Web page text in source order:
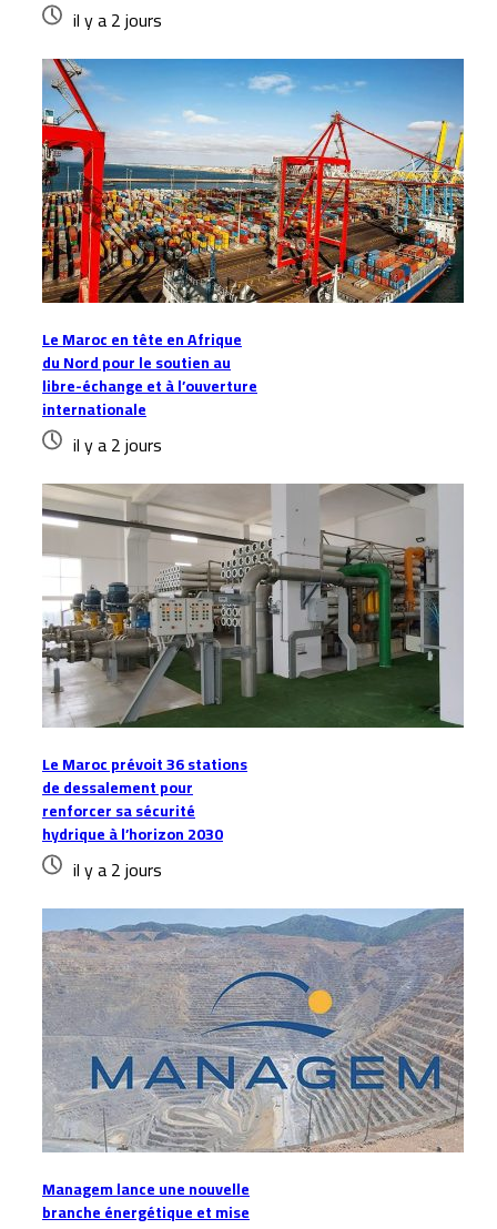
il y a 2 jours
Le Maroc en tête en Afrique
du Nord pour le soutien au
libre-échange et à l’ouverture
internationale
il y a 2 jours
Le Maroc prévoit 36 stations
de dessalement pour
renforcer sa sécurité
hydrique à l’horizon 2030
il y a 2 jours
Managem lance une nouvelle
branche énergétique et mise